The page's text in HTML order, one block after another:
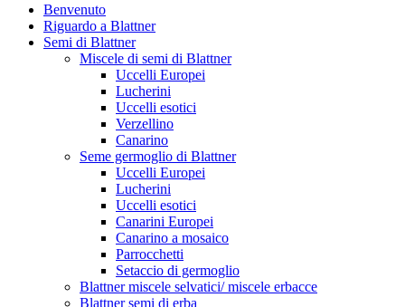
Benvenuto
Riguardo a Blattner
Semi di Blattner
Miscele di semi di Blattner
Uccelli Europei
Lucherini
Uccelli esotici
Verzellino
Canarino
Seme germoglio di Blattner
Uccelli Europei
Lucherini
Uccelli esotici
Canarini Europei
Canarino a mosaico
Parrocchetti
Setaccio di germoglio
Blattner miscele selvatici/ miscele erbacce
Blattner semi di erba